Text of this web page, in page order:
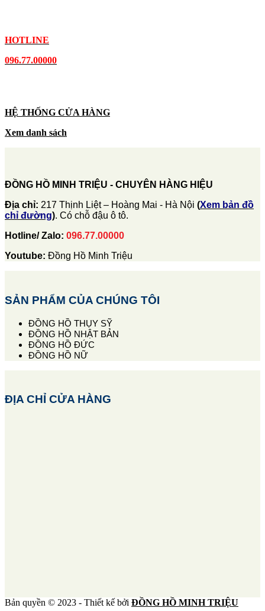
HOTLINE
096.77.00000
HỆ THỐNG CỬA HÀNG
Xem danh sách
ĐỒNG HỒ MINH TRIỆU - CHUYÊN HÀNG HIỆU
Địa chỉ: 217 Thịnh Liệt – Hoàng Mai - Hà Nội (Xem bản đồ
chỉ đường). Có chỗ đậu ô tô.
Hotline/ Zalo: 096.77.00000
Youtube: Đồng Hồ Minh Triệu
SẢN PHẨM CỦA CHÚNG TÔI
ĐỒNG HỒ THỤY SỸ
ĐỒNG HỒ NHẬT BẢN
ĐỒNG HỒ ĐỨC
ĐỒNG HỒ NỮ
ĐỊA CHỈ CỬA HÀNG
Bản quyền © 2023 - Thiết kế bởi ĐỒNG HỒ MINH TRIỆU